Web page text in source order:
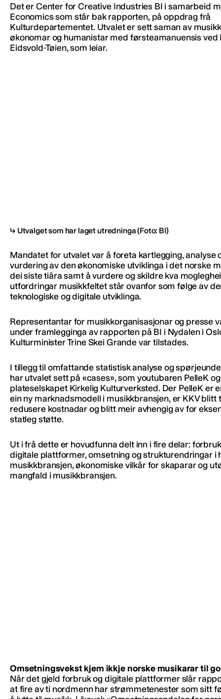
Det er Center for Creative Industries BI i samarbeid
Economics som står bak rapporten, på oppdrag frå
Kulturdepartementet. Utvalet er sett saman av
økonomar og humanistar med førsteamanuensis ved
Eidsvold-Tøien, som leiar.
Utvalget som har laget utredninga(Foto: BI)
Mandatet for utvalet var å foreta kartlegging, analyse
vurdering av den økonomiske utviklinga i det norske
dei siste tiåra samt å vurdere og skildre kva
utfordringar musikkfeltet står ovanfor som følge av
teknologiske og digitale utviklinga.
Representantar for musikkorganisasjonar og presse
under framlegginga av rapporten på BI i Nydalen i
Kulturminister Trine Skei Grande var tilstades.
I tillegg til omfattande statistisk analyse og
har utvalet sett på «cases», som youtubaren PelleK og
plateselskapet Kirkelig Kulturverksted. Der PelleK er
ein ny marknadsmodell i musikkbransjen, er KKV blitt
redusere kostnadar og blitt meir avhengig av for
statleg støtte.
Ut i frå dette er hovudfunna delt inn i fire delar:
digitale plattformer, omsetning og strukturendringar i
musikkbransjen, økonomiske vilkår for skaparar og
mangfald i musikkbransjen.
Omsetningsvekst kjem ikkje norske musikarar til
Når det gjeld forbruk og digitale plattformer slår
at fire av ti nordmenn har strømmetenester som sitt